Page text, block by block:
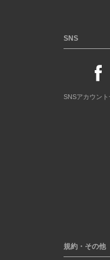
SNS
SNSアカウント
規約・その他